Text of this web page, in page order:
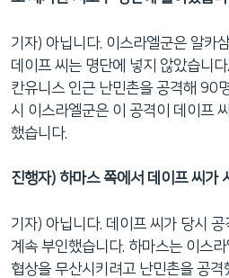
기자) 아닙니다. 이스라엘군은 알카
데이프 씨는 명단에 넣지 않았습니
칸유니스 인근 난민촌을 공격해 90
시 이스라엘군은 이 공격이 데이프
했습니다.
진행자) 하마스 쪽에서 데이프 씨가
기자) 아닙니다. 데이프 씨가 당시
계속 부인했습니다. 하마스는 이스
협상을 무산시키려고 난민촌을 공격